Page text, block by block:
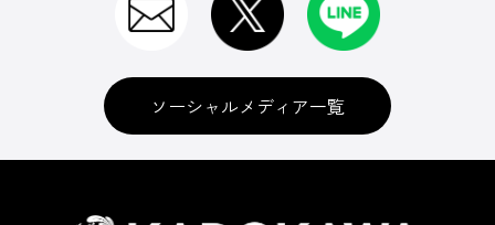
ソーシャルメディア一覧